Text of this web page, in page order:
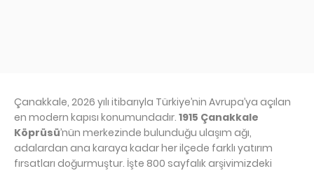
Çanakkale, 2026 yılı itibarıyla Türkiye’nin Avrupa’ya açılan
en modern kapısı konumundadır. 1915 Çanakkale
Köprüsü’nün merkezinde bulunduğu ulaşım ağı,
adalardan ana karaya kadar her ilçede farklı yatırım
fırsatları doğurmuştur. İşte 800 sayfalık arşivimizdeki